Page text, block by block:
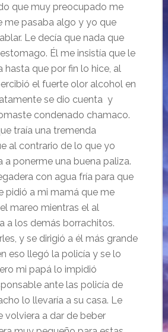
que muy preocupado me
me pasaba algo y yo que
Le decía que nada que
Él me insistía que le
hasta que por fin lo hice, al
el fuerte olor alcohol en
se dio cuenta y
condenado chamaco.
traía una tremenda
al contrario de lo que yo
a ponerme una buena paliza.
con agua fría para que
pidió a mi mamá que me
mareo mientras el al
a los demás borrachitos.
y se dirigió a él más grande
eso llegó la policía y se lo
mi papá lo impidió
ante las policía de
lo llevaría a su casa. Le
volviera a dar de beber